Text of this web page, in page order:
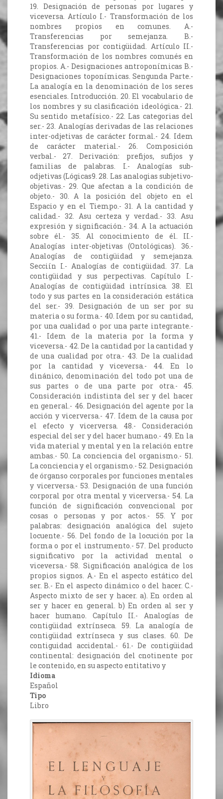
19. Designación de personas por lugares y
viceversa. Artículo I.- Transformación de los
nombres propios en comunes. A.-
Transferencias por semejanza. B.-
Transferencias por contigüidad. Artículo II.-
Transformación de los nombres comunés en
propios. A.- Designaciones antroponímicas B.-
Designaciones toponímicas. Sengunda Parte.-
La analogía en la denominación de los seres
esenciales. Introducción. 20. El vocabulario de
los nombres y su clasificación ideológica.- 21.
Su sentido metafísico.- 22. Las categorias del
ser.- 23. Analogías derivadas de las relaciones
inter-odjetivas de carácter formal.- 24. Idem
de carácter material.- 26. Composición
verbal.- 27. Derivación: prefijos, sufijos y
familias de palabras. I.- Analogías sub-
odjetivas (Lógicas9. 28. Las analogias subjetivo-
objetivas.- 29. Que afectan a la condición de
objeto.- 30. A la posición del objeto en el
Espacio y en el Tiempo.- 31. A la cantidad y
calidad.- 32. Asu certeza y verdad.- 33. Asu
expresión y significación.- 34. A la actuación
sobre él.- 35. Al conocimiento de él. II.-
Analogías inter-objetivas (Ontológicas). 36.-
Analogías de contigüidad y semejanza.
Secciín I.- Analogías de contigüidad. 37. La
contigüidad y sus perpectivas. Capítulo I.-
Analogías de contigüidad intrínsica. 38. El
todo y sus partes en la consideración estática
del ser.- 39. Designación de un ser por su
materia o su forma.- 40. Idem por su cantidad,
por una cualidad o por una parte integrante.-
41.- Idem de la materia por la forma y
viceversa.- 42. De la cantidad por la cantidad y
de una cualidad por otra.- 43. De la cualidad
por la cantidad y viceversa.- 44. En lo
dinánico, denominación del todo pot una de
sus partes o de una parte por otra.- 45.
Consideración indistinta del ser y del hacer
en general.- 46. Designación del agente por la
acción y vicerversa.- 47. Idem de la causa por
el efecto y vicerversa. 48.- Consideración
especial del ser y del hacer humano.- 49. En la
vida material y mental y en la relación entre
ambas.- 50. La conciencia del organismo.- 51.
La conciencia y el organismo.- 52. Designación
de órganso corporales por funciones mentales
y vicerversa.- 53. Designación de una función
corporal por otra mental y vicerversa.- 54. La
función de significación convencional por
cosas o personas y por actos.- 55. Y por
palabras: designación analógica del sujeto
locuente.- 56. Del fondo de la locución por la
forma o por el instrumento.- 57. Del producto
significativo por la actividad mental o
viceversa.- 58. Significación analógica de los
propios signos. A.- En el aspecto estático del
ser. B.- En el aspecto dinámico o del hacer. C.-
Aspecto mixto de ser y hacer. a). En orden al
ser y hacer en general. b) En orden al ser y
hacer humano. Capítulo II.- Analogías de
contigüidad extrínseca. 59. La analogía de
contigüidad extrínseca y sus clases. 60. De
contiguidad accidental.- 61.- De contigüidad
continental: designación del cnotinente por
le contenido, en su aspecto entitativo y
Idioma
Español
Tipo
Libro